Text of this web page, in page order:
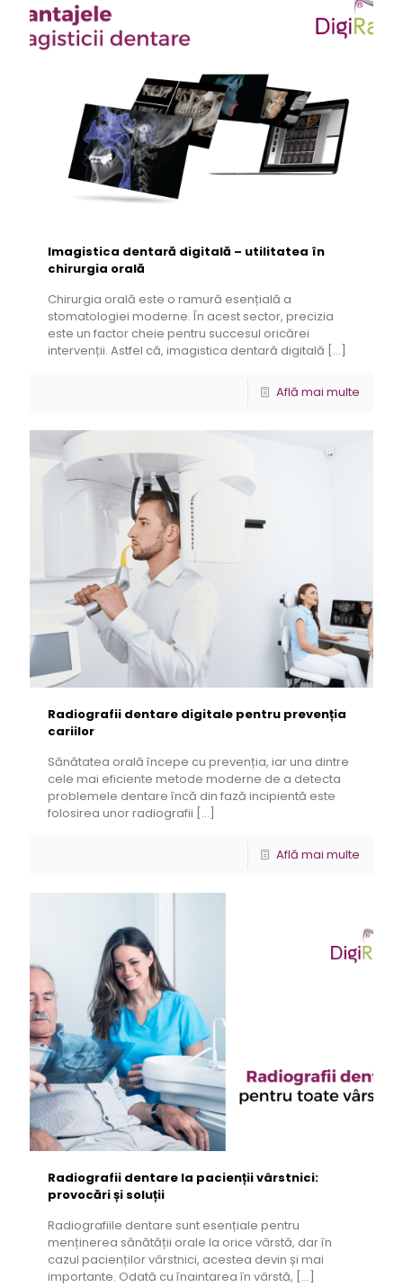
Imagistica dentară digitală – utilitatea în
chirurgia orală
Chirurgia orală este o ramură esențială a
stomatologiei moderne. În acest sector, precizia
este un factor cheie pentru succesul oricărei
intervenții. Astfel că, imagistica dentară digitală […]
Află mai multe
Radiografii dentare digitale pentru prevenția
cariilor
Sănătatea orală începe cu prevenția, iar una dintre
cele mai eficiente metode moderne de a detecta
problemele dentare încă din fază incipientă este
folosirea unor radiografii […]
Află mai multe
Radiografii dentare la pacienții vârstnici:
provocări și soluții
Radiografiile dentare sunt esențiale pentru
menținerea sănătății orale la orice vârstă, dar în
cazul pacienților vârstnici, acestea devin și mai
importante. Odată cu înaintarea în vârstă, […]